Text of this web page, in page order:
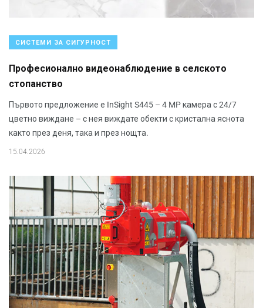
СИСТЕМИ ЗА СИГУРНОСТ
Професионално видеонаблюдение в селското
стопанство
Първото предложение е InSight S445 – 4 MP камера с 24/7
цветно виждане – с нея виждате обекти с кристална яснота
както през деня, така и през нощта.
15.04.2026